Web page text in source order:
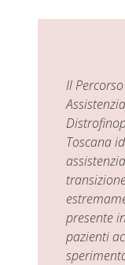
Il
Toscana
presente
pazienti